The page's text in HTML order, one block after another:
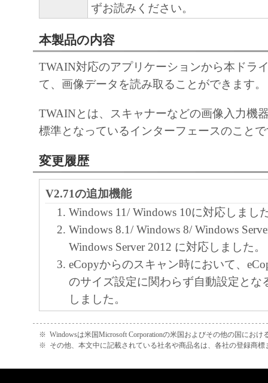
(1) 「本ソフトウェア」は、『現状のまま
連会社、それらの販売代理店または販売店
「本ソフトウェア」に関して、商品性およ
の適合性の保証を含め、いかなる保証も、
(2) キヤノン、キヤノンの子会社、キヤノ
れらの販売代理店または販売店のいずれも
失利益およびその他の派生的または付随的
これらに限定されない全ての損害を言いま
て、適用法で認められる限り、一切の責任
とします。たとえ、キヤノン、キヤノンの
ンの関連会社、それらの販売代理店または
損害の可能性について知らされていた場合
(3) キヤノン、キヤノンの子会社、キヤノ
れらの販売代理店または販売店のいずれも
ェア」、または「本ソフトウェア」の使用
連してお客様と第三者との間に生じたいか
ても、一切責任を負わないものとします。
６．輸出
ずお読みください。
本製品の内容
TWAIN対応のアプリケーションから本ドラ
て、画像データを読み取ることができます。
TWAINとは、スキャナーなどの画像入力機
標準となっているインターフェースのこと
変更履歴
V2.71の追加機能
Windows 11/ Windows 10に対応しまし
Windows 8.1/ Windows 8/ Windows
Windows Server 2012 に対応しました。
eCopyからのスキャン時において、
のサイズ設定に関わらず自動設定とな
しました。
原稿フリーサイズの両面読み込み時の
ー設定」から「フリーサイズ」に変更
デバイス選択ツールにてデバイス検索
※ Windowsは米国Microsoft Corporationの米国およびその他の国におけ
※ その他、本文中に記載されている社名や商品名は、各社の登録商標